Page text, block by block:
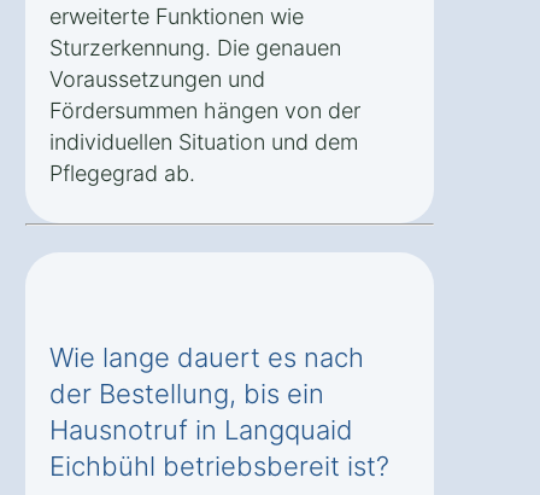
erweiterte Funktionen wie
Sturzerkennung. Die genauen
Voraussetzungen und
Fördersummen hängen von der
individuellen Situation und dem
Pflegegrad ab.
Wie lange dauert es nach
der Bestellung, bis ein
Hausnotruf in Langquaid
Eichbühl betriebsbereit ist?